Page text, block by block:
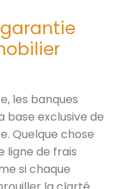
les banques
base exclusive de
Quelque chose
ligne de frais
si chaque